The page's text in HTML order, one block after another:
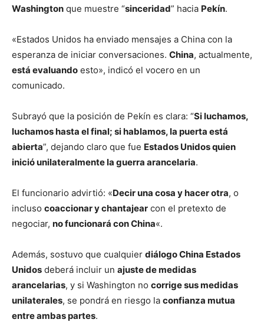
Washington que muestre “sinceridad” hacia Pekín.
«Estados Unidos ha enviado mensajes a China con la
esperanza de iniciar conversaciones. China, actualmente,
está evaluando esto», indicó el vocero en un
comunicado.
Subrayó que la posición de Pekín es clara: “Si luchamos,
luchamos hasta el final; si hablamos, la puerta está
abierta”, dejando claro que fue Estados Unidos quien
inició unilateralmente la guerra arancelaria.
El funcionario advirtió: «Decir una cosa y hacer otra, o
incluso coaccionar y chantajear con el pretexto de
negociar, no funcionará con China«.
Además, sostuvo que cualquier diálogo China Estados
Unidos deberá incluir un ajuste de medidas
arancelarias, y si Washington no corrige sus medidas
unilaterales, se pondrá en riesgo la confianza mutua
entre ambas partes.